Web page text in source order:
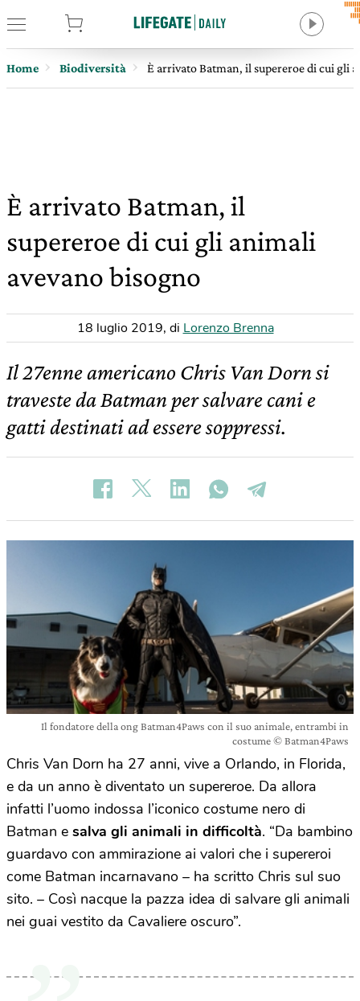
Home Biodiversità È arrivato Batman, il supereroe di cui gli
È arrivato Batman, il
supereroe di cui gli animali
avevano bisogno
18 luglio 2019, di Lorenzo Brenna
Il 27enne americano Chris Van Dorn si
traveste da Batman per salvare cani e
gatti destinati ad essere soppressi.
Il fondatore della ong Batman4Paws con il suo animale, entrambi in
costume © Batman4Paws
Chris Van Dorn ha 27 anni, vive a Orlando, in Florida,
e da un anno è diventato un supereroe. Da allora
infatti l’uomo indossa l’iconico costume nero di
Batman e salva gli animali in difficoltà. “Da bambino
guardavo con ammirazione ai valori che i supereroi
come Batman incarnavano – ha scritto Chris sul suo
sito. – Così nacque la pazza idea di salvare gli animali
nei guai vestito da Cavaliere oscuro”.